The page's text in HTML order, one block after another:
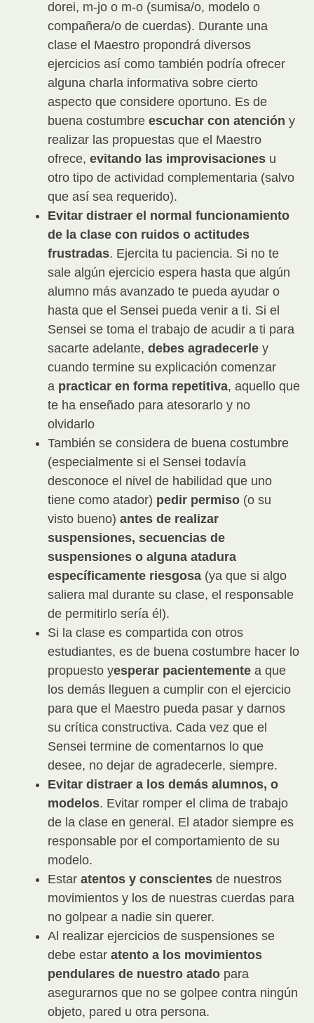
dorei, m-jo o m-o (sumisa/o, modelo o
compañera/o de cuerdas). Durante una
clase el Maestro propondrá diversos
ejercicios así como también podría ofrecer
alguna charla informativa sobre cierto
aspecto que considere oportuno. Es de
buena costumbre escuchar con atención y
realizar las propuestas que el Maestro
ofrece, evitando las improvisaciones u
otro tipo de actividad complementaria (salvo
que así sea requerido).
Evitar distraer el normal funcionamiento
de la clase con ruidos o actitudes
frustradas. Ejercita tu paciencia. Si no te
sale algún ejercicio espera hasta que algún
alumno más avanzado te pueda ayudar o
hasta que el Sensei pueda venir a ti. Si el
Sensei se toma el trabajo de acudir a ti para
sacarte adelante, debes agradecerle y
cuando termine su explicación comenzar
a practicar en forma repetitiva, aquello que
te ha enseñado para atesorarlo y no
olvidarlo
También se considera de buena costumbre
(especialmente si el Sensei todavía
desconoce el nivel de habilidad que uno
tiene como atador) pedir permiso (o su
visto bueno) antes de realizar
suspensiones, secuencias de
suspensiones o alguna atadura
específicamente riesgosa (ya que si algo
saliera mal durante su clase, el responsable
de permitirlo sería él).
Si la clase es compartida con otros
estudiantes, es de buena costumbre hacer lo
propuesto yesperar pacientemente a que
los demás lleguen a cumplir con el ejercicio
para que el Maestro pueda pasar y darnos
su crítica constructiva. Cada vez que el
Sensei termine de comentarnos lo que
desee, no dejar de agradecerle, siempre.
Evitar distraer a los demás alumnos, o
modelos. Evitar romper el clima de trabajo
de la clase en general. El atador siempre es
responsable por el comportamiento de su
modelo.
Estar atentos y conscientes de nuestros
movimientos y los de nuestras cuerdas para
no golpear a nadie sin querer.
Al realizar ejercicios de suspensiones se
debe estar atento a los movimientos
pendulares de nuestro atado para
asegurarnos que no se golpee contra ningún
objeto, pared u otra persona.